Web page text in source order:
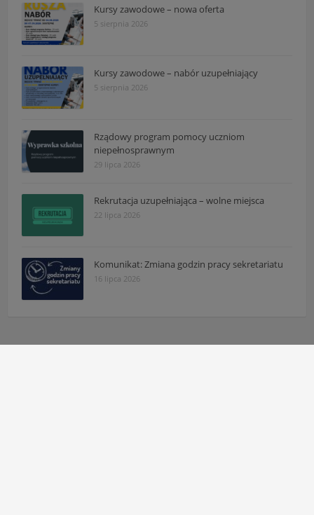
Kursy zawodowe – nowa oferta
5 sierpnia 2026
Kursy zawodowe – nabór uzupełniający
5 sierpnia 2026
Rządowy program pomocy uczniom
niepełnosprawnym
29 lipca 2026
Rekrutacja uzupełniająca – wolne miejsca
22 lipca 2026
Komunikat: Zmiana godzin pracy sekretariatu
16 lipca 2026